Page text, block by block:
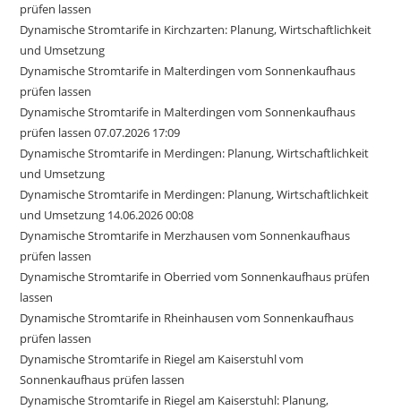
prüfen lassen
Dynamische Stromtarife in Kirchzarten: Planung, Wirtschaftlichkeit
und Umsetzung
Dynamische Stromtarife in Malterdingen vom Sonnenkaufhaus
prüfen lassen
Dynamische Stromtarife in Malterdingen vom Sonnenkaufhaus
prüfen lassen 07.07.2026 17:09
Dynamische Stromtarife in Merdingen: Planung, Wirtschaftlichkeit
und Umsetzung
Dynamische Stromtarife in Merdingen: Planung, Wirtschaftlichkeit
und Umsetzung 14.06.2026 00:08
Dynamische Stromtarife in Merzhausen vom Sonnenkaufhaus
prüfen lassen
Dynamische Stromtarife in Oberried vom Sonnenkaufhaus prüfen
lassen
Dynamische Stromtarife in Rheinhausen vom Sonnenkaufhaus
prüfen lassen
Dynamische Stromtarife in Riegel am Kaiserstuhl vom
Sonnenkaufhaus prüfen lassen
Dynamische Stromtarife in Riegel am Kaiserstuhl: Planung,